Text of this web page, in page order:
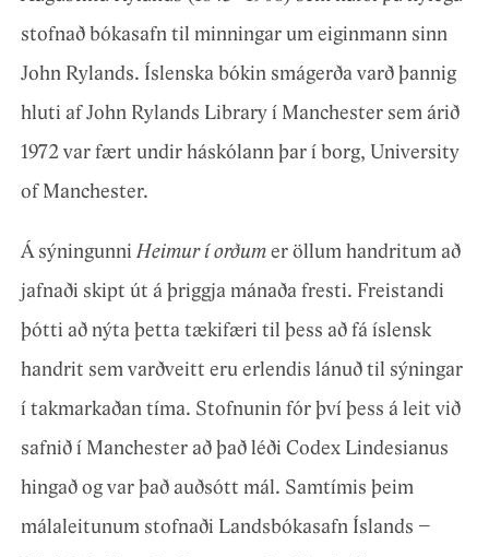
stofnað bókasafn til minningar um eiginmann sinn
John Rylands. Íslenska bókin smágerða varð þannig
hluti af John Rylands Library í Manchester sem árið
1972 var fært undir háskólann þar í borg, University
of Manchester.
Á sýningunni Heimur í orðum er öllum handritum að
jafnaði skipt út á þriggja mánaða fresti. Freistandi
þótti að nýta þetta tækifæri til þess að fá íslensk
handrit sem varðveitt eru erlendis lánuð til sýningar
í takmarkaðan tíma. Stofnunin fór því þess á leit við
safnið í Manchester að það léði Codex Lindesianus
hingað og var það auðsótt mál. Samtímis þeim
málaleitunum stofnaði Landsbókasafn Íslands –